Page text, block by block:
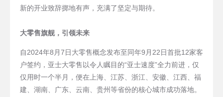
新的开业致辞掷地有声，充满了坚定与期待。
大零售旗舰，引领未来
自2024年8月7日大零售概念发布至同年9月22日首批12家客
户签约，亚士大零售以令人瞩目的“亚士速度”全力前进，仅
仅用时一个半月，便在上海、江苏、浙江、安徽、江西、福
建、湖南、广东、云南、贵州等省份的核心城市成功落地。